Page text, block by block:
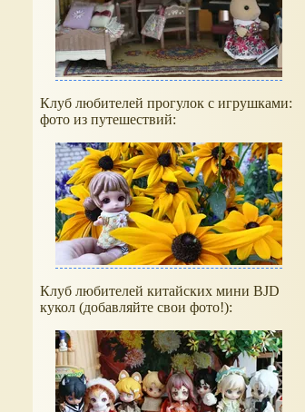
Клуб любителей прогулок с игрушками:
фото из путешествий:
Клуб любителей китайских мини BJD
кукол (добавляйте свои фото!):